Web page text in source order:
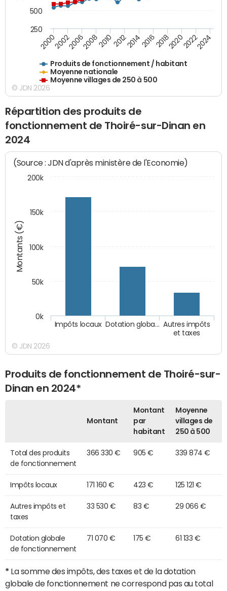
Produits de fonctionnement / habitant
Moyenne nationale
Moyenne villages de 250 à 500
200020022006200820102012201420162018202020222024
250
500
© JDN 2026
Répartition des produits de
fonctionnement de Thoiré-sur-Dinan en
2024
Montants (€)
(Source : JDN d'après ministère de l'Economie)
Autres impôts
et taxes
Dotation globa…
Impôts locaux
0k
50k
100k
150k
200k
© JDN 2026
Produits de fonctionnement de Thoiré-sur-
Dinan en 2024*
Montant
Montant
par
habitant
Moyenne
villages de
250 à 500
Total des produits
de fonctionnement
366 330 € 905 € 339 874 €
Impôts locaux 171 160 € 423 € 125 121 €
Autres impôts et
taxes
33 530 € 83 € 29 066 €
Dotation globale
de fonctionnement
71 070 € 175 € 61 133 €
* La somme des impôts, des taxes et de la dotation
globale de fonctionnement ne correspond pas au total